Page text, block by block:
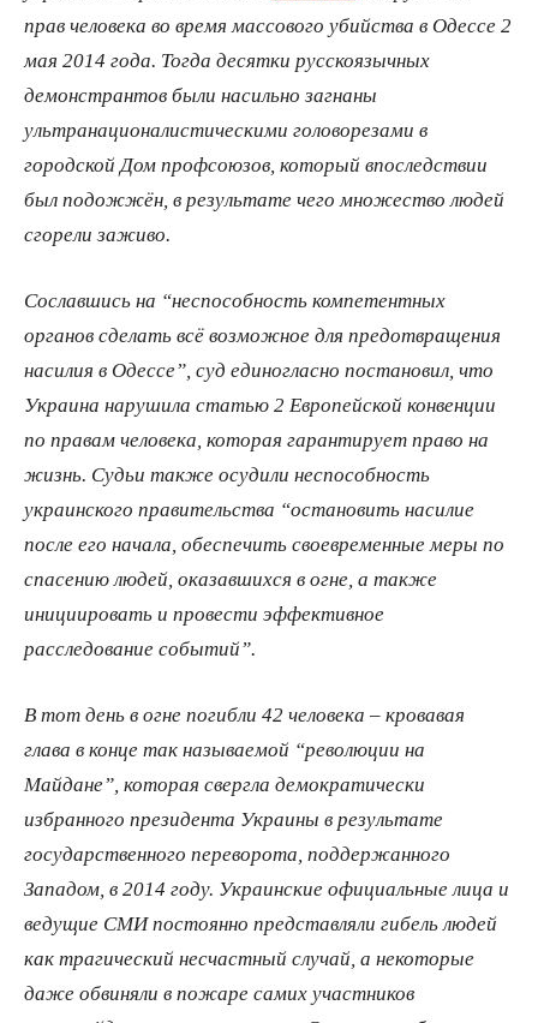
прав человека во время массового убийства в Одессе 2
мая 2014 года. Тогда десятки русскоязычных
демонстрантов были насильно загнаны
ультранационалистическими головорезами в
городской Дом профсоюзов, который впоследствии
был подожжён, в результате чего множество людей
сгорели заживо.
Сославшись на “неспособность компетентных
органов сделать всё возможное для предотвращения
насилия в Одессе”, суд единогласно постановил, что
Украина нарушила статью 2 Европейской конвенции
по правам человека, которая гарантирует право на
жизнь. Судьи также осудили неспособность
украинского правительства “остановить насилие
после его начала, обеспечить своевременные меры по
спасению людей, оказавшихся в огне, а также
инициировать и провести эффективное
расследование событий”.
В тот день в огне погибли 42 человека – кровавая
глава в конце так называемой “революции на
Майдане”, которая свергла демократически
избранного президента Украины в результате
государственного переворота, поддержанного
Западом, в 2014 году. Украинские официальные лица и
ведущие СМИ постоянно представляли гибель людей
как трагический несчастный случай, а некоторые
даже обвиняли в пожаре самих участников